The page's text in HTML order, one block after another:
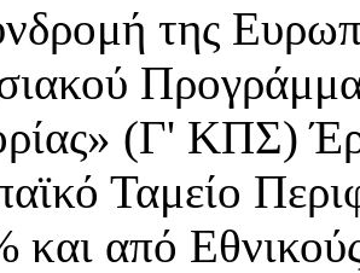
της
(Γ' ΚΠΣ)
Ταμείο
και από